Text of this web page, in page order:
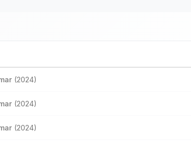
(2024)
(2024)
(2024)